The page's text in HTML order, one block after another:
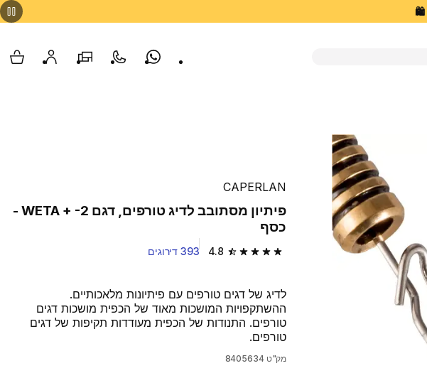
Whatsappצור קשרהסניפים שלנוהחשבון שלי
CAPERLAN
פיתיון מסתובב לדיג טורפים, דגם WETA + -2 -
כסף
4.8 4.8 out of 5 stars from 393 reviews 393 דירוגים
לדיג של דגים טורפים עם פיתיונות מלאכותיים.
ההשתקפויות המושכות מאוד של הכפית מושכות דגים
טורפים. התנודות של הכפית מעודדות תקיפות של דגים
טורפים.
מק"ט 8405634